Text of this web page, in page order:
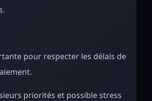
pour respecter les délais de
priorités et possible stress